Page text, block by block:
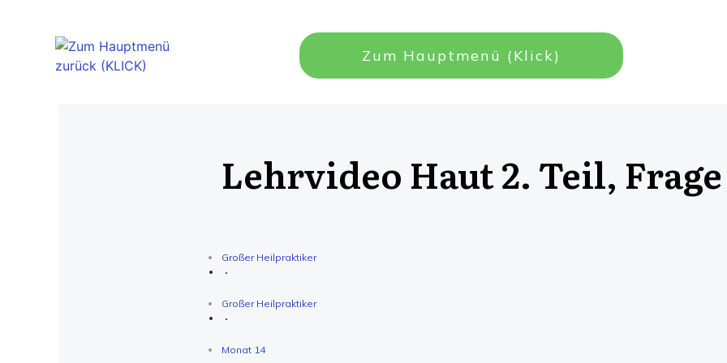
Zum Hauptmenü (Klick)
Lehrvideo Haut 2. Teil, Frage
Großer Heilpraktiker
Großer Heilpraktiker
Monat 14